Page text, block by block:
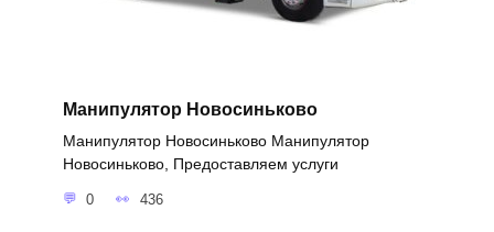
Манипулятор Новосиньково
Манипулятор Новосиньково Манипулятор
Новосиньково, Предоставляем услуги
0 436